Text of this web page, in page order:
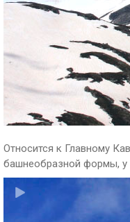
Относится к Главному
башнеобразной формы, у